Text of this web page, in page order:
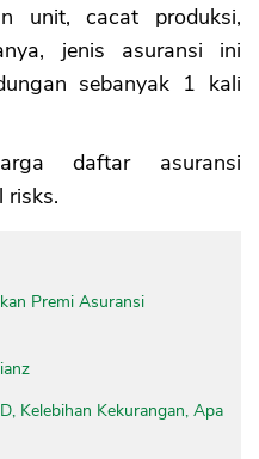
unit, cacat produksi,
jenis asuransi ini
sebanyak 1 kali
daftar asuransi
risks.
Premi Asuransi
Kelebihan Kekurangan, Apa